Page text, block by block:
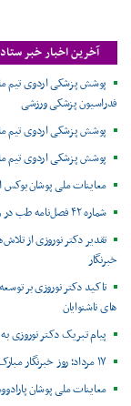
آخرین اخبار خبر
پوشش پزشکی اردوی تیم
فدراسیون پزشکی ورزشی
پوشش پزشکی اردوی تیم
پوشش پزشکی اردوی تیم
معاینات ملی پوشان بوکس
شماره ۴۲ فصل‌نامه طب در ورزش
تقدیر دکتر نوروزی از
خبرنگار
تاکید دکتر نوروزی بر
های ناشنوایان
پیام تبریک دکتر نوروزی به مناسبت ۱۷
۱۷ مرداد؛ روز خبرنگار مبارک
معاینات ملی پوشان